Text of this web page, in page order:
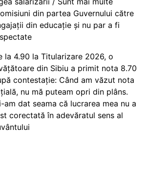
din partea Guvernului către
din educație și nu par a fi
la 4.90 la Titularizare 2026, o
din Sibiu a primit nota 8.70
contestație: Când am văzut nota
nu mă puteam opri din plâns.
am dat seama că lucrarea mea nu a
corectată în adevăratul sens al